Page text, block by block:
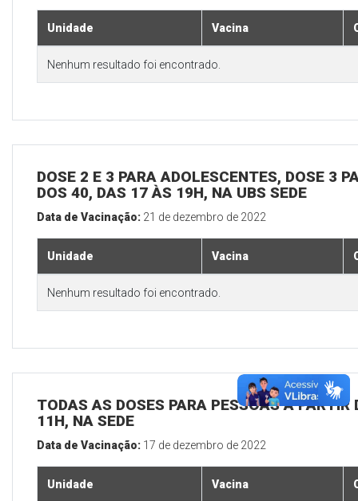
Unidade Vacina
Nenhum resultado foi encontrado.
DOSE 2 E 3 PARA ADOLESCENTES, DOSE 3
DOS 40, DAS 17 ÀS 19H, NA UBS SEDE
Data de Vacinação: 21 de dezembro de 2022
Unidade Vacina
Nenhum resultado foi encontrado.
TODAS AS DOSES PARA PESSOAS A
11H, NA SEDE
Data de Vacinação: 17 de dezembro de 2022
Unidade Vacina